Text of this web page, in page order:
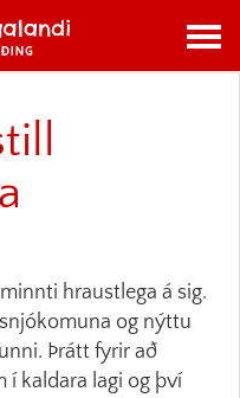
hraustlega á sig.
og nýttu
Þrátt fyrir að
í kaldara lagi og því